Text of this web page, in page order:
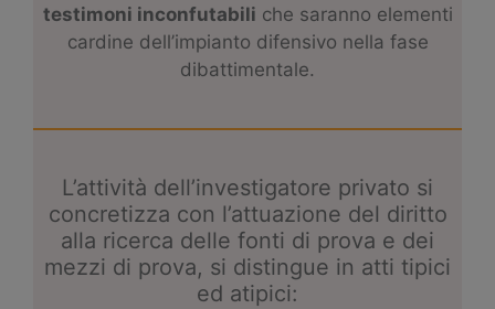
testimoni inconfutabili che saranno elementi
cardine dell’impianto difensivo nella fase
dibattimentale.
L’attività dell’investigatore privato si
concretizza con l’attuazione del diritto
alla ricerca delle fonti di prova e dei
mezzi di prova, si distingue in atti tipici
ed atipici: